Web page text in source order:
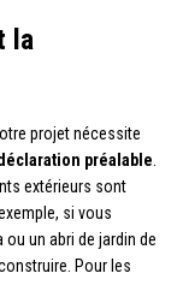
la
projet nécessite
préalable
extérieurs sont
si vous
un abri de jardin de
Pour les